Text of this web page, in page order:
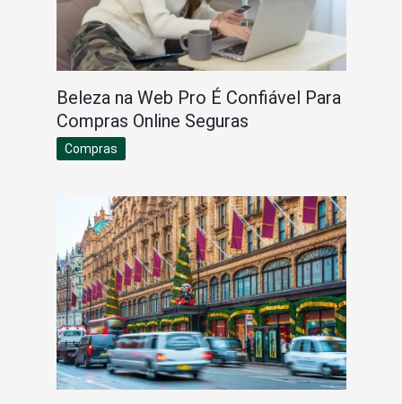
Beleza na Web Pro É Confiável Para
Compras Online Seguras
Compras